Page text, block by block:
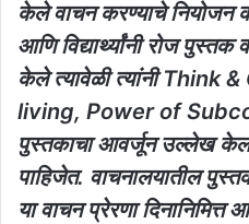
केले वाचन करण्याचे नियोजन
आणि विद्यार्थ्यांनी रोज पुस्तक
केले त्यावेळी त्यांनी Think
living, Power of
पुस्तकाचा आवर्जून उल्लेख केला
पाहिजेत. वाचनालयातील
या वाचन प्रेरणा दिनानिमित्त